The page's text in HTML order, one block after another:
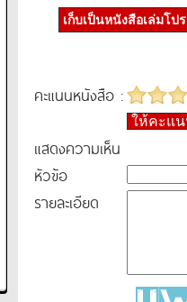
เก็บเป็นหนังสือเล่มโป
คะแนนหนังสือ :
ให้คะแ
แสดงความเห็น
หัวข้อ
รายละเอียด